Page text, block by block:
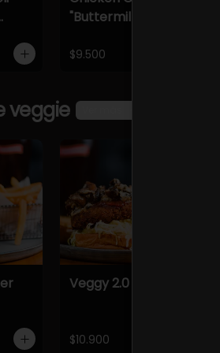
"Buttermilk
$9.500
veggie
Veggy 2.0
$10.900